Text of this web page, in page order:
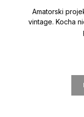
Amatorski
vintage. Kocha